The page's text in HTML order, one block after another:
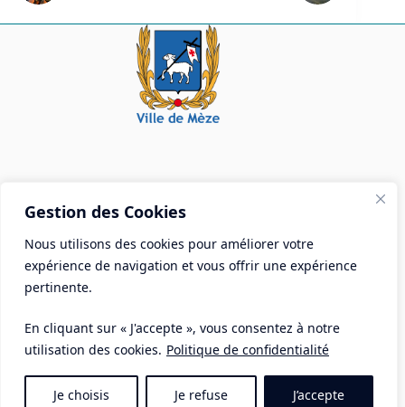
Gestion des Cookies
Nous utilisons des cookies pour améliorer votre
expérience de navigation et vous offrir une expérience
pertinente.
En cliquant sur « J'accepte », vous consentez à notre
utilisation des cookies. Politique de confidentialité
Je choisis Je refuse J’accepte
Mairie de Mèze
Place Aristide Briand - BP 28 34140 Mèze
Tél :04 67 18 30 30
Mail :
Mentions Légales